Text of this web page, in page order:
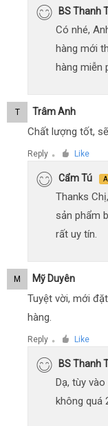
BS Thanh
Có nhé,
hàng mới
hàng miễn
T Trâm Anh
Chất lượng tốt,
Reply ● Like
Cẩm Tú
Thanks
sản phẩm
rất uy tín.
M Mỹ Duyên
Tuyệt vời, mới
hàng.
Reply ● Like
BS Thanh
Dạ, tùy
không quá